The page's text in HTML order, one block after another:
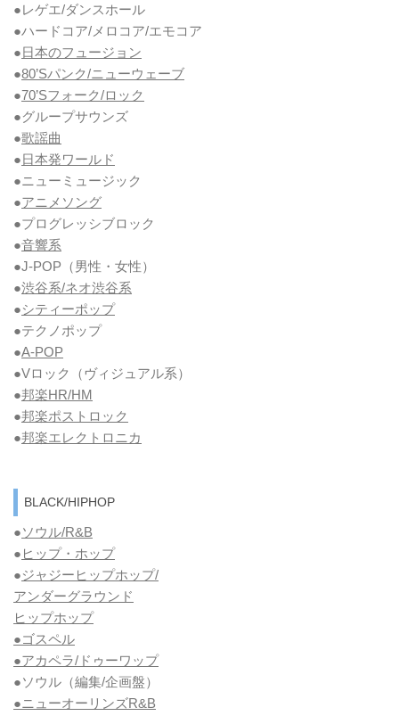
●レゲエ/ダンスホール
●ハードコア/メロコア/エモコア
●日本のフュージョン
●80’Sパンク/ニューウェーブ
●70’Sフォーク/ロック
●グループサウンズ
●歌謡曲
●日本発ワールド
●ニューミュージック
●アニメソング
●プログレッシブロック
●音響系
●J-POP（男性・女性）
●渋谷系/ネオ渋谷系
●シティーポップ
●テクノポップ
●A-POP
●Vロック
（ヴィジュアル系）
●邦楽HR/HM
●邦楽ポストロック
●邦楽エレクトロニカ
BLACK/HIPHOP
●ソウル/R&B
● ヒップ・ホップ
●ジャジーヒップホップ/
アンダーグラウンド
ヒップホップ
●ゴスペル
●アカペラ/ドゥーワップ
●ソウル （編集/企画盤）
●ニューオーリンズR&B